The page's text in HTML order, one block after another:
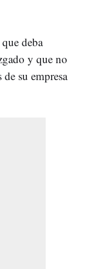
deba
y que no
su empresa